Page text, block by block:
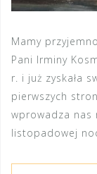
Mamy
Pani Irminy
r. i już zyskała
pierwszych
wprowadza nas
listopadowej